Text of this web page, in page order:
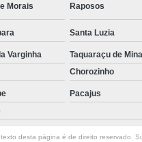
Morais Raposos
Santa Luzia
Varginha Taquaraçu de
Chorozinho
Pacajus
desta página é de direito reservado.